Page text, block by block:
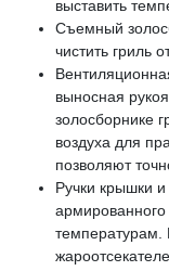
выставить
Съемный
чистить гриль
выносная
золосборнике
воздуха для
позволяют
Ручки крышки
армированного
температурам.